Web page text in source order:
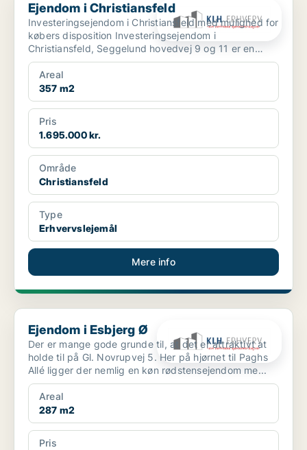
Ejendom i Christiansfeld
Investeringsejendom i Christiansfeld med mulighed for
købers disposition Investeringsejendom i
Christiansfeld, Seggelund hovedvej 9 og 11 er en
investeri...
Areal
357 m2
Pris
1.695.000 kr.
Område
Christiansfeld
Type
Erhvervslejemål
Mere info
Ejendom i Esbjerg Ø
Ejendom i Esbjerg Ø
Der er mange gode grunde til, at det er attraktivt at
holde til på Gl. Novrupvej 5. Her på hjørnet til Paghs
Allé ligger der nemlig en køn rødstensejendom me...
Areal
287 m2
Pris